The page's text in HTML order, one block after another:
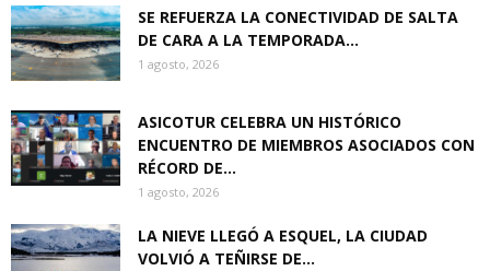
SE REFUERZA LA CONECTIVIDAD DE SALTA
DE CARA A LA TEMPORADA...
1 agosto, 2026
ASICOTUR CELEBRA UN HISTÓRICO
ENCUENTRO DE MIEMBROS ASOCIADOS CON
RÉCORD DE...
1 agosto, 2026
LA NIEVE LLEGÓ A ESQUEL, LA CIUDAD
VOLVIÓ A TEÑIRSE DE...